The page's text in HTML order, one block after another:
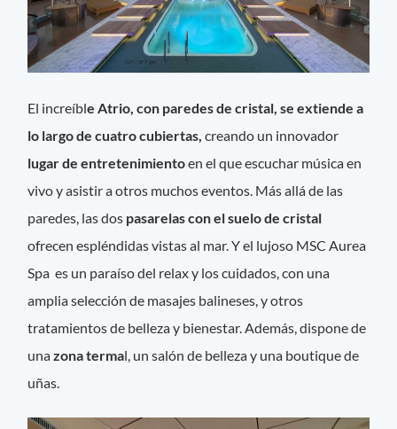
El increíble Atrio, con paredes de cristal, se extiende a
lo largo de cuatro cubiertas, creando un innovador
lugar de entretenimientoen el que escuchar música en
vivo y asistir a otros muchos eventos. Más allá de las
paredes, las dos pasarelas con el suelo de cristal
ofrecen espléndidas vistas al mar. Y el lujoso MSC Aurea
Spa es un paraíso del relax y los cuidados, con una
amplia selección de masajes balineses, y otros
tratamientos de belleza y bienestar. Además, dispone de
unazona termal, un salón de belleza y una boutique de
uñas.